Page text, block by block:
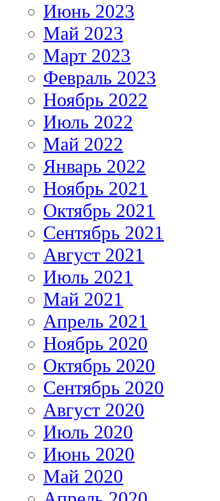
Июнь 2023
Май 2023
Март 2023
Февраль 2023
Ноябрь 2022
Июль 2022
Май 2022
Январь 2022
Ноябрь 2021
Октябрь 2021
Сентябрь 2021
Август 2021
Июль 2021
Май 2021
Апрель 2021
Ноябрь 2020
Октябрь 2020
Сентябрь 2020
Август 2020
Июль 2020
Июнь 2020
Май 2020